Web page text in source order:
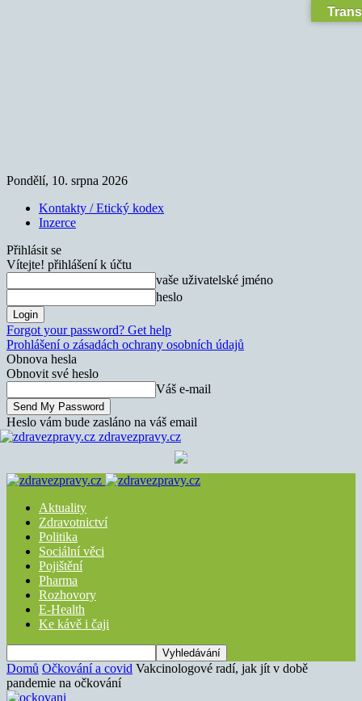
Pondělí, 10. srpna 2026
Kontakty / Etický kodex
Inzerce
Přihlásit se
Vítejte! přihlášení k účtu
vaše uživatelské jméno
heslo
Forgot your password? Get help
Prohlášení o zásadách ochrany osobních údajů
Obnova hesla
Obnovit své heslo
Váš e-mail
Heslo vám bude zasláno na váš email
zdravezpravy.cz
Aktuality
Zdravotnictví
Politika
Sociální věci
Pojištění
Pharma
Rozhovory
E-Health
Ke kávě i čaji
Domů Očkování a covid Vakcinologové radí, jak jít v době
pandemie na očkování